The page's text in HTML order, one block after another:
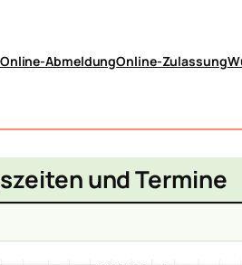
Online-AbmeldungOnline-Zulassung
und Termine